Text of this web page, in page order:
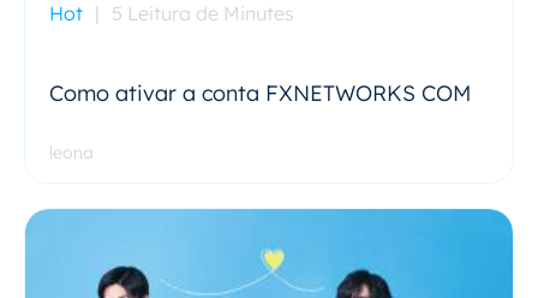
Hot | 5 Leitura de Minutes
Como ativar a conta FXNETWORKS COM
leona